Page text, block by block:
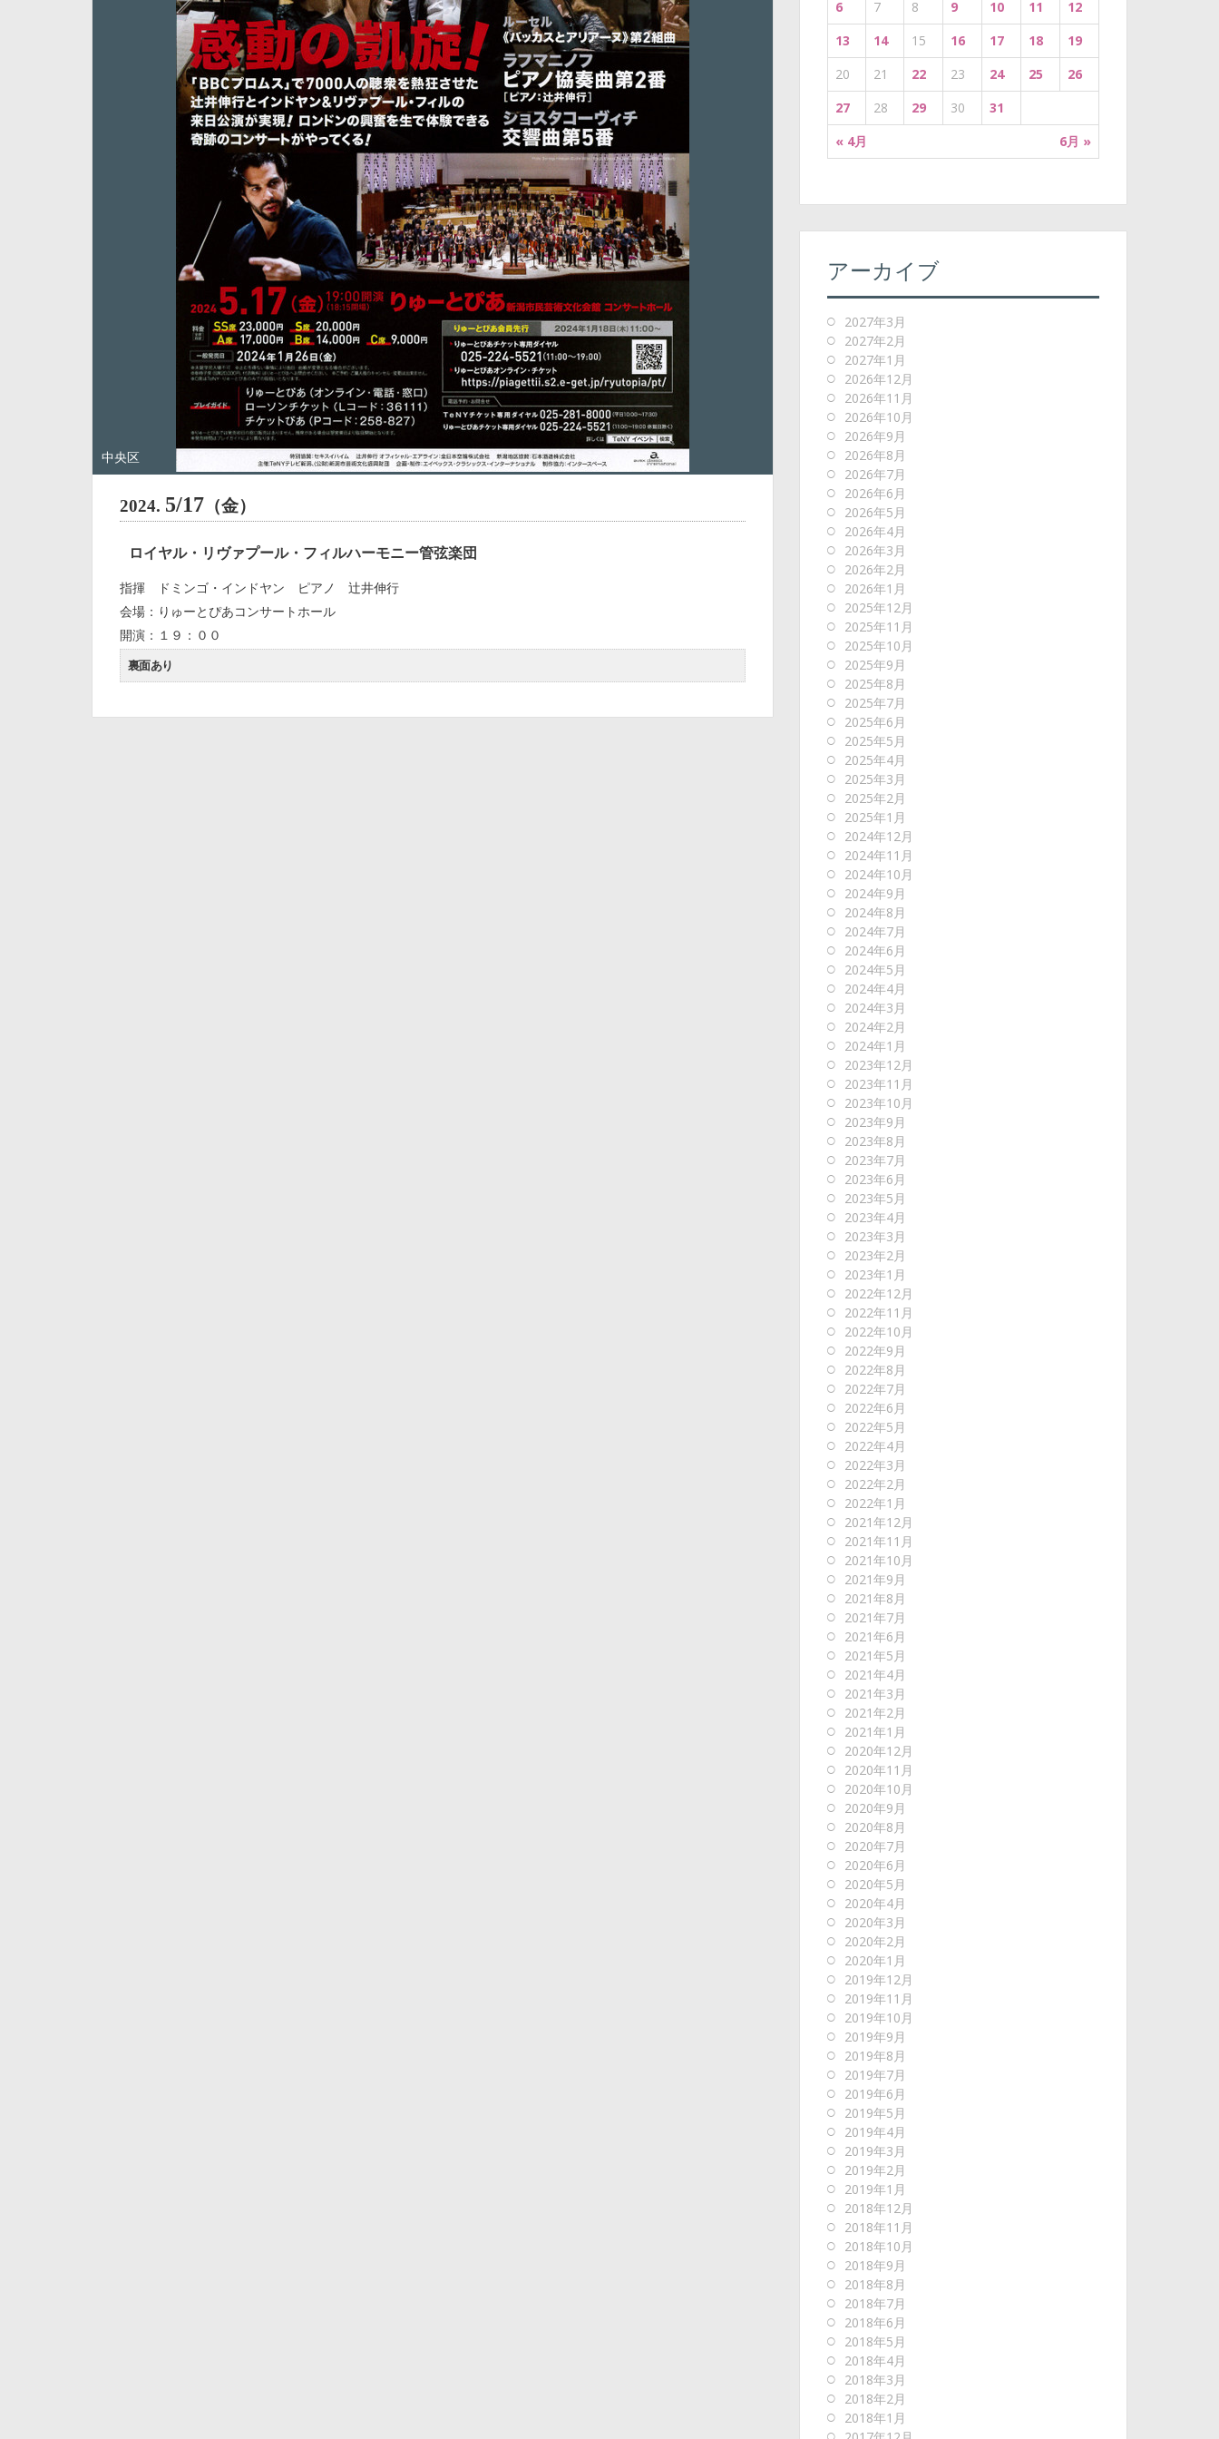
中央区
2024. 5/17 （金）
ロイヤル・リヴァプール・フィルハーモニー管弦楽団
指揮 ドミンゴ・インドヤン ピアノ 辻井伸行
会場：りゅーとぴあコンサートホール
開演：１９：００
裏面あり
« 4月 6月 »
6 7 8 9 10 11
12
13
14 15 16 17 18
19
20
21 22 23 24 25
26
27
28 29 30 31
アーカイブ
2027年3月
2027年2月
2027年1月
2026年12月
2026年11月
2026年10月
2026年9月
2026年8月
2026年7月
2026年6月
2026年5月
2026年4月
2026年3月
2026年2月
2026年1月
2025年12月
2025年11月
2025年10月
2025年9月
2025年8月
2025年7月
2025年6月
2025年5月
2025年4月
2025年3月
2025年2月
2025年1月
2024年12月
2024年11月
2024年10月
2024年9月
2024年8月
2024年7月
2024年6月
2024年5月
2024年4月
2024年3月
2024年2月
2024年1月
2023年12月
2023年11月
2023年10月
2023年9月
2023年8月
2023年7月
2023年6月
2023年5月
2023年4月
2023年3月
2023年2月
2023年1月
2022年12月
2022年11月
2022年10月
2022年9月
2022年8月
2022年7月
2022年6月
2022年5月
2022年4月
2022年3月
2022年2月
2022年1月
2021年12月
2021年11月
2021年10月
2021年9月
2021年8月
2021年7月
2021年6月
2021年5月
2021年4月
2021年3月
2021年2月
2021年1月
2020年12月
2020年11月
2020年10月
2020年9月
2020年8月
2020年7月
2020年6月
2020年5月
2020年4月
2020年3月
2020年2月
2020年1月
2019年12月
2019年11月
2019年10月
2019年9月
2019年8月
2019年7月
2019年6月
2019年5月
2019年4月
2019年3月
2019年2月
2019年1月
2018年12月
2018年11月
2018年10月
2018年9月
2018年8月
2018年7月
2018年6月
2018年5月
2018年4月
2018年3月
2018年2月
2018年1月